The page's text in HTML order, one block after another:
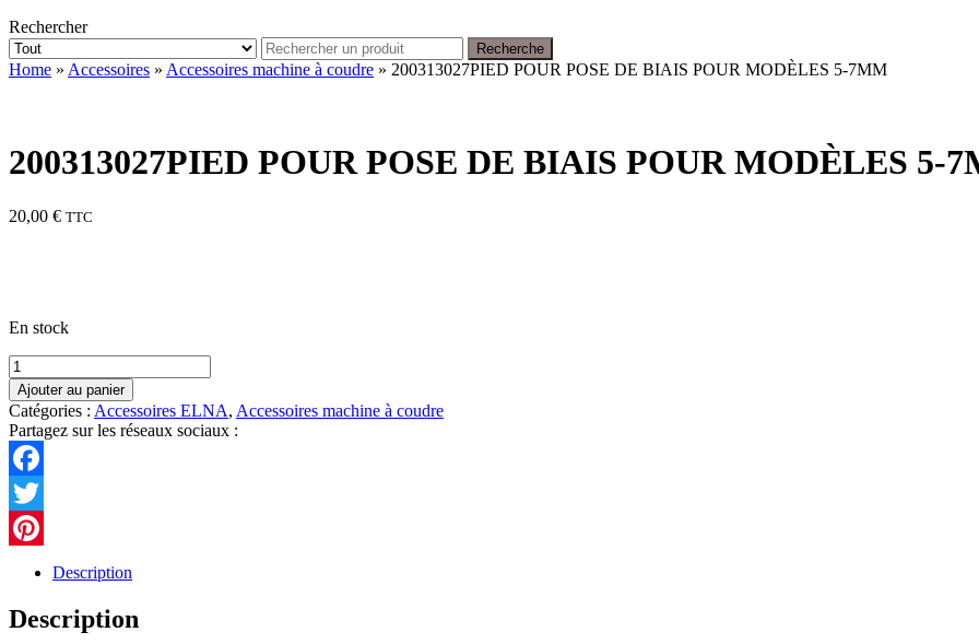
Rechercher
Recherche
Home » Accessoires » Accessoires machine à coudre » 200313027PIED POUR POSE DE BIAIS POUR MODÈLES 5-7MM
200313027PIED POUR POSE DE BIAIS POUR MODÈLES 5-
20,00 € TTC
En stock
quantité
de
200313027PIED
POUR
POSE
DE
BIAIS
POUR
MODÈLES
5-
Ajouter au panier
Catégories : Accessoires ELNA, Accessoires machine à coudre
Partagez sur les réseaux sociaux :
Facebook
Twitter
Pinterest
Description
Description